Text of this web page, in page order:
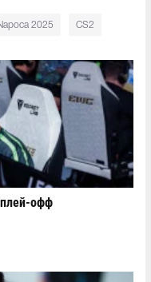
2025 CS2
офф